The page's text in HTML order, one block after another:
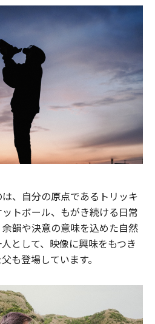
、自分の原点であるトリッキ
トボール、もがき続ける日常
韻や決意の意味を込めた自然
として、映像に興味をもつき
も登場しています。